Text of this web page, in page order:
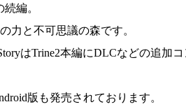
編。
力と不可思議の森です。
はTrine2本編にDLCなどの追加
版も発売されております。